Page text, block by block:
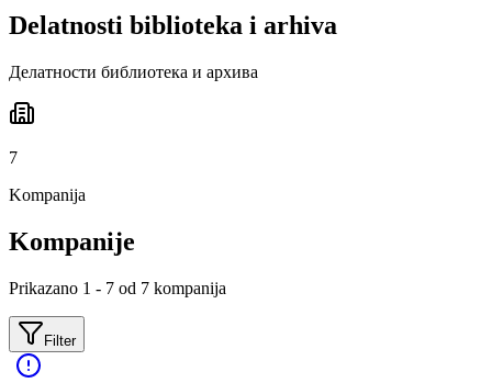
Delatnosti biblioteka i arhiva
Делатности библиотека и архива
7
Kompanija
Kompanije
Prikazano 1 - 7 od 7 kompanija
Filter